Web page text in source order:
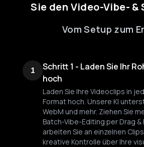
Sie den Video-Vibe-
Vom Setup zum
1
Schritt 1 - Laden Sie Ihr
hoch
Laden Sie Ihre Videoclips in
Format hoch. Unsere KI
WebM und mehr. Ziehen Sie
Batch-Vibe-Editing per Drag
arbeiten Sie an einzelnen
kreative Kontrolle über Ihre